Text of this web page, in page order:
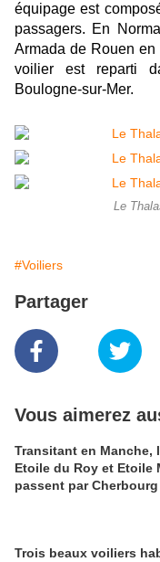
équipage est
passagers. En
Armada de Rouen
voilier est reparti
Boulogne-sur-Mer.
Le
#Voiliers
Partager
Vous aimerez
Transitant en Manche,
Etoile du Roy et Etoile
passent par Cherbourg
Trois beaux voiliers